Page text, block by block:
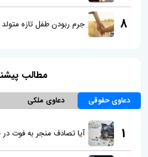
8 جرم ربودن طفل تازه
مطالب
دعاوی حقوقی دعاوی ملکی
1 آیا تصادف منجر به فوت